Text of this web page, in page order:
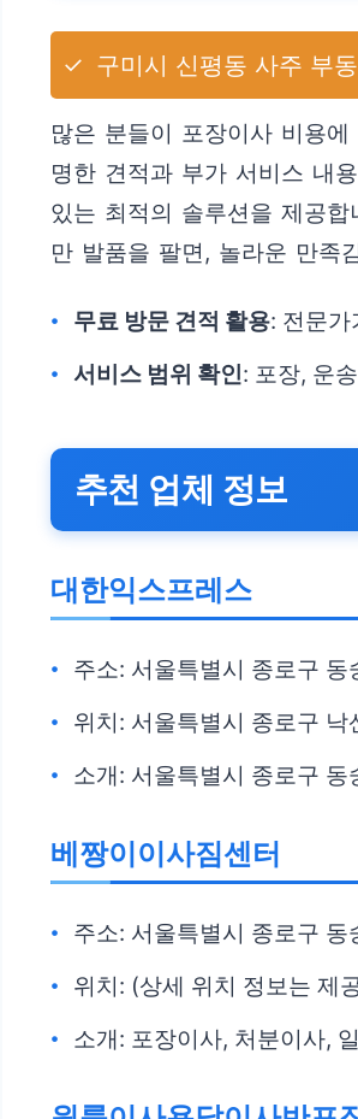
✓ 구미시 신평동 사주 부
많은 분들이 포장이사 비용
명한 견적과 부가 서비스 내
있는 최적의 솔루션을 제공
만 발품을 팔면, 놀라운 만족
무료 방문 견적 활용: 전문
서비스 범위 확인: 포장, 운
추천 업체 정보
대한익스프레스
주소: 서울특별시 종로구
위치: 서울특별시 종로구
소개: 서울특별시 종로구
베짱이이사짐센터
주소: 서울특별시 종로구 동
위치: (상세 위치 정보는 제
소개: 포장이사, 처분이사,